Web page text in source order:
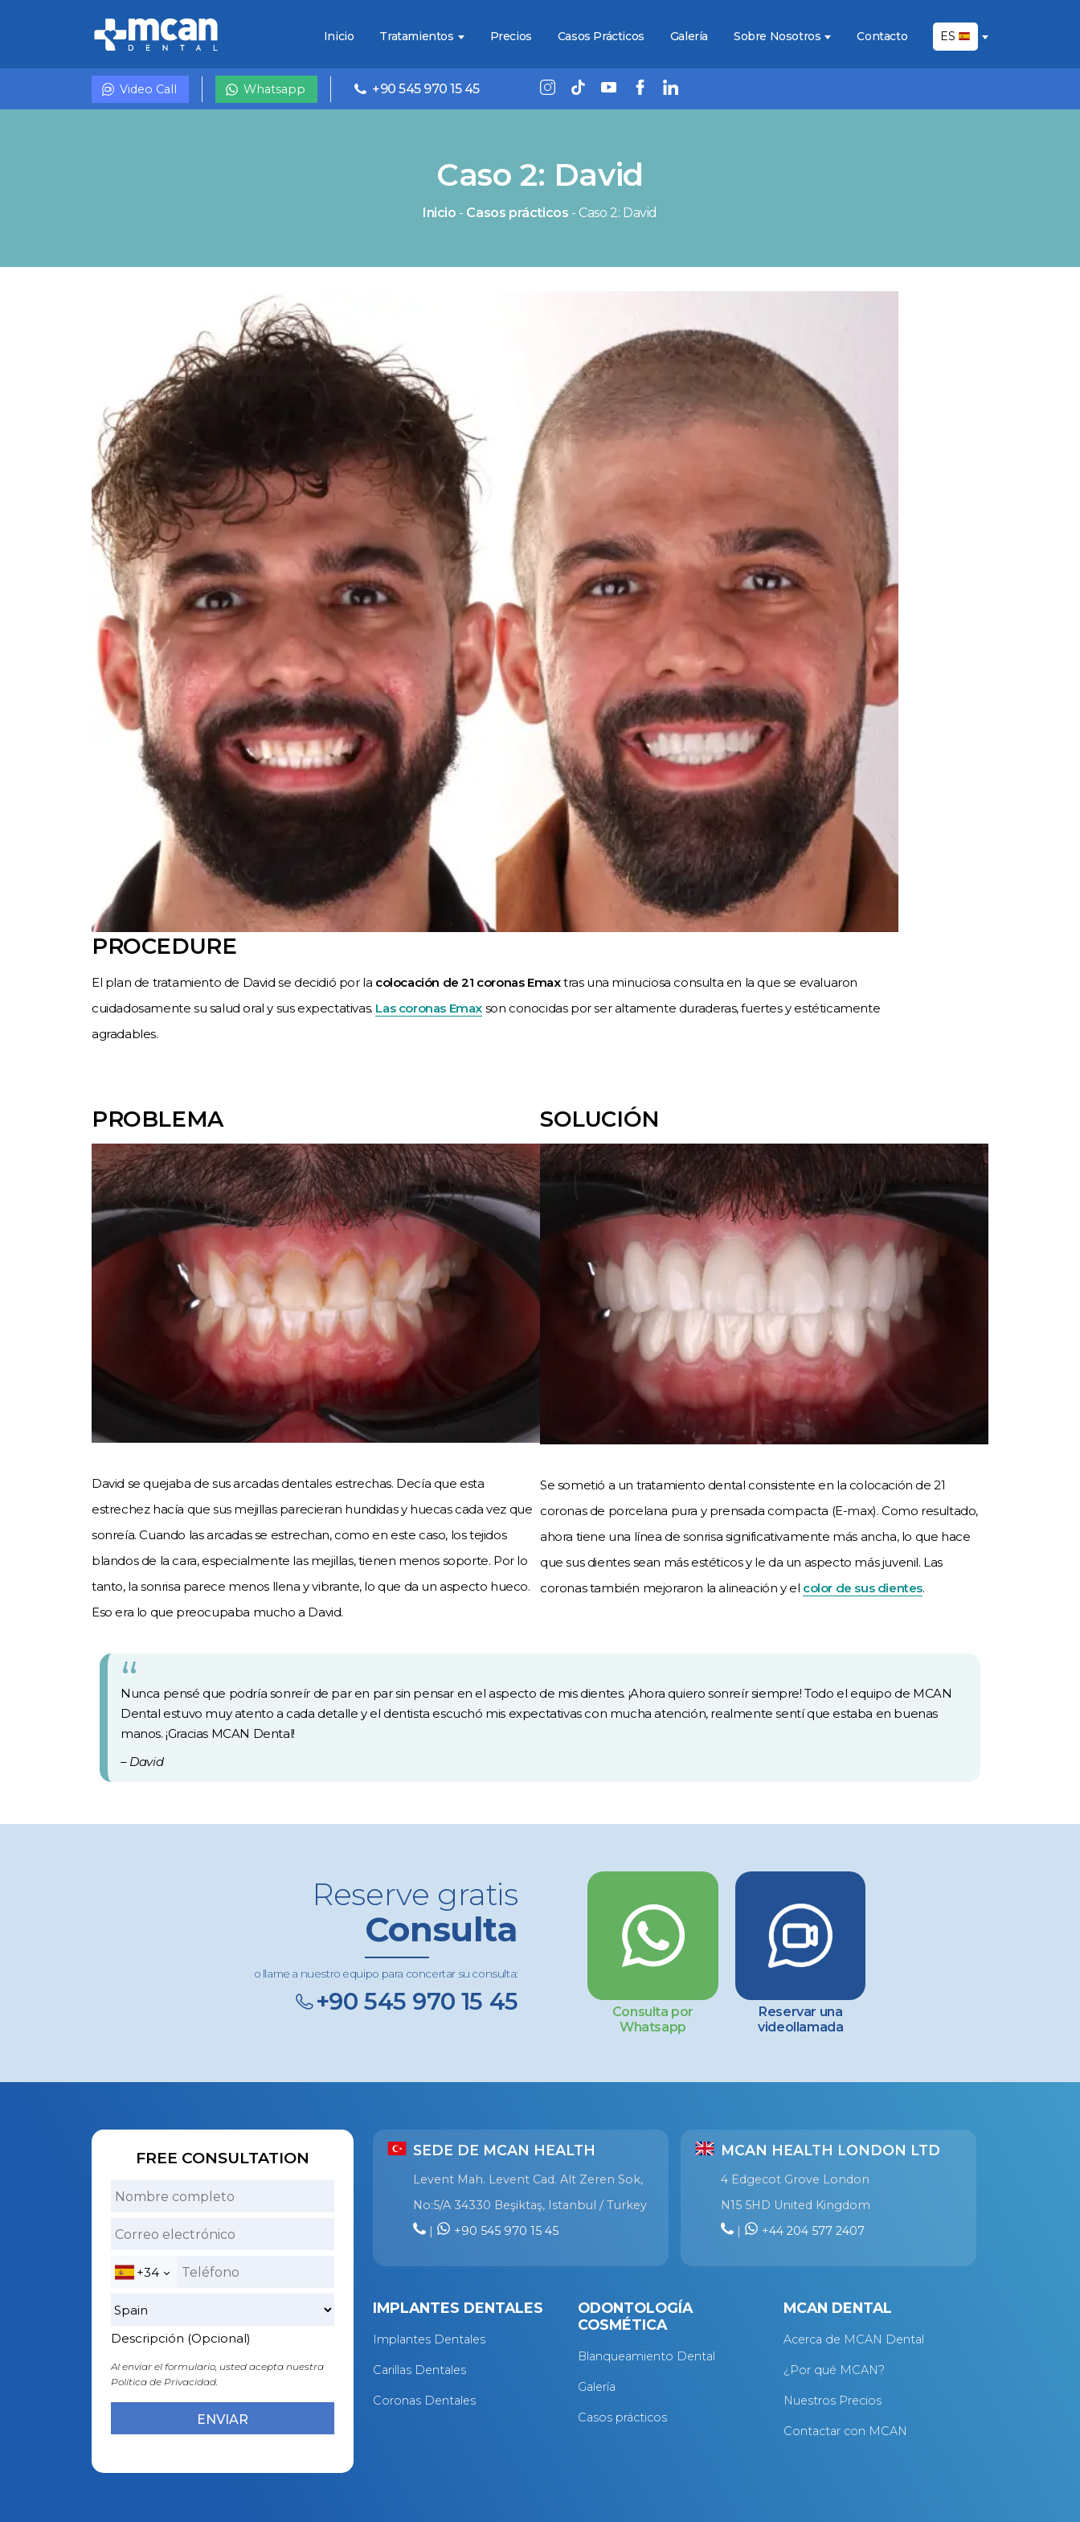
Inicio Tratamientos Precios Casos Prácticos Galería Sobre Nosotros Contacto ES
Video Call Whatsapp +90 545 970 15 45
Caso 2: David
Inicio - Casos prácticos - Caso 2: David
PROCEDURE
El plan de tratamiento de David se decidió por la colocación de 21 coronas Emaxtras una minuciosa consulta en la que se evaluaron
cuidadosamente su salud oral y sus expectativas. Las coronas Emax son conocidas por ser altamente duraderas, fuertes y estéticamente
agradables.
PROBLEMA
David se quejaba de sus arcadas dentales estrechas. Decía que esta
estrechez hacía que sus mejillas parecieran hundidas y huecas cada vez que
sonreía. Cuando las arcadas se estrechan, como en este caso, los tejidos
blandos de la cara, especialmente las mejillas, tienen menos soporte. Por lo
tanto, la sonrisa parece menos llena y vibrante, lo que da un aspecto hueco.
Eso era lo que preocupaba mucho a David.
SOLUCIÓN
Se sometió a un tratamiento dental consistente en la colocación de 21
coronas de porcelana pura y prensada compacta (E-max). Como resultado,
ahora tiene una línea de sonrisa significativamente más ancha, lo que hace
que sus dientes sean más estéticos y le da un aspecto más juvenil. Las
coronas también mejoraron la alineación y el color de sus dientes.
Nunca pensé que podría sonreír de par en par sin pensar en el aspecto de mis dientes. ¡Ahora quiero sonreír siempre! Todo el equipo de MCAN
Dental estuvo muy atento a cada detalle y el dentista escuchó mis expectativas con mucha atención, realmente sentí que estaba en buenas
manos. ¡Gracias MCAN Dental!
– David
Reserve gratis
Consulta
o llame a nuestro equipo para concertar su consulta:
+90 545 970 15 45
Consulta por
Whatsapp
Reservar una
videollamada
FREE CONSULTATION
+34
Descripción (Opcional)
Al enviar el formulario, usted acepta nuestra
Política de Privacidad.
SEDE DE MCAN HEALTH
Levent Mah. Levent Cad. Alt Zeren Sok,
No:5/A 34330 Beşiktaş, Istanbul / Turkey
|
+90 545 970 15 45
MCAN HEALTH LONDON LTD
4 Edgecot Grove London
N15 5HD United Kingdom
|
+44 204 577 2407
IMPLANTES DENTALES
Implantes Dentales
Carillas Dentales
Coronas Dentales
ODONTOLOGÍA
COSMÉTICA
Blanqueamiento Dental
Galería
Casos prácticos
MCAN DENTAL
Acerca de MCAN Dental
¿Por qué MCAN?
Nuestros Precios
Contactar con MCAN